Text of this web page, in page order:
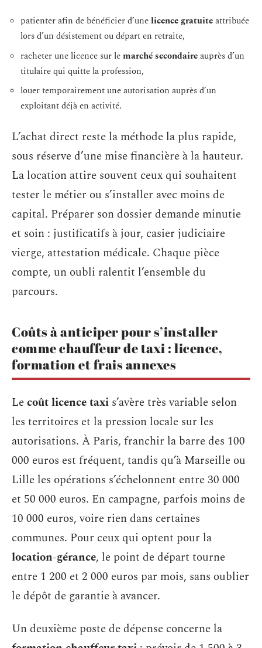
patienter afin de bénéficier d’unelicence gratuiteattribuée
lors d’un désistement ou départ en retraite,
racheter une licence sur lemarché secondaireauprès d’un
titulaire qui quitte la profession,
louer temporairement une autorisation auprès d’un
exploitant déjà en activité.
L’achat direct reste la méthode la plus rapide,
sous réserve d’une mise financière à la hauteur.
La location attire souvent ceux qui souhaitent
tester le métier ou s’installer avec moins de
capital. Préparer son dossier demande minutie
et soin : justificatifs à jour, casier judiciaire
vierge, attestation médicale. Chaque pièce
compte, un oubli ralentit l’ensemble du
parcours.
Coûts à anticiper pour s’installer
comme chauffeur de taxi : licence,
formation et frais annexes
Lecoût licence taxi s’avère très variable selon
les territoires et la pression locale sur les
autorisations. À Paris, franchir la barre des 100
000 euros est fréquent, tandis qu’à Marseille ou
Lille les opérations s’échelonnent entre 30 000
et 50 000 euros. En campagne, parfois moins de
10 000 euros, voire rien dans certaines
communes. Pour ceux qui optent pour la
location-gérance, le point de départ tourne
entre 1 200 et 2 000 euros par mois, sans oublier
le dépôt de garantie à avancer.
Un deuxième poste de dépense concerne la